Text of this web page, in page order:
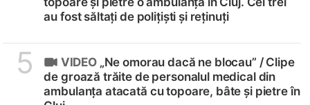
au fost săltați de polițiști și reținuți
5 VIDEO„Ne omorau dacă ne blocau” /Clipe
de groază trăite de personalul medical din
ambulanța atacată cu topoare, bâte și pietre în